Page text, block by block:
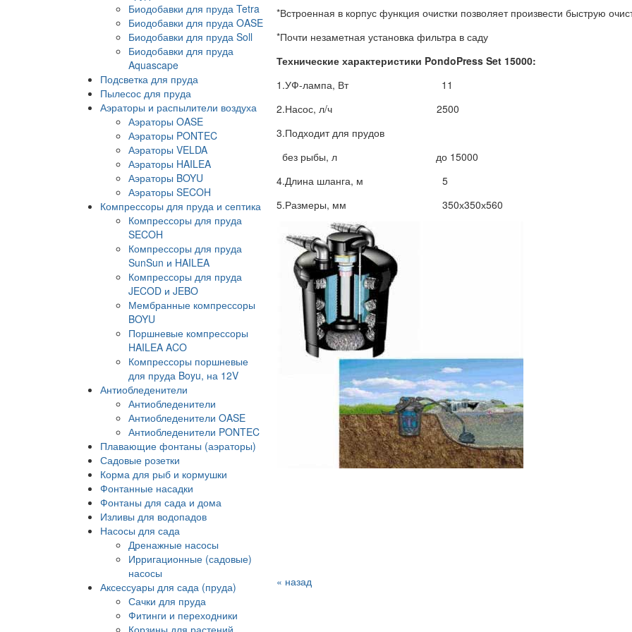
Биодобавки для пруда Tetra
Биодобавки для пруда OASE
Биодобавки для пруда Soll
Биодобавки для пруда
Aquascape
Подсветка для пруда
Пылесос для пруда
Аэраторы и распылители воздуха
Аэраторы OASE
Аэраторы PONTEC
Аэраторы VELDA
Аэраторы HAILEA
Аэраторы BOYU
Аэраторы SECOH
Компрессоры для пруда и септика
Компрессоры для пруда
SECOH
Компрессоры для пруда
SunSun и HAILEA
Компрессоры для пруда
JECOD и JEBO
Мембранные компрессоры
BOYU
Поршневые компрессоры
HAILEA ACO
Компрессоры поршневые
для пруда Boyu, на 12V
Антиобледенители
Антиобледенители
Антиобледенители OASE
Антиобледенители PONTEC
Плавающие фонтаны (аэраторы)
Садовые розетки
Корма для рыб и кормушки
Фонтанные насадки
Фонтаны для сада и дома
Изливы для водопадов
Насосы для сада
Дренажные насосы
Ирригационные (садовые)
насосы
Аксессуары для сада (пруда)
Сачки для пруда
Фитинги и переходники
Корзины для растений
*Встроенная в корпус функция очистки позволяет произвести быструю
*Почти незаметная установка фильтра в саду
Технические характеристики PondoPress Set 15000:
1.УФ-лампа, Вт 11
2.Насос, л/ч 2500
3.Подходит для прудов
без рыбы, л до 15000
4.Длина шланга, м 5
5.Размеры, мм 350х350х560
« назад